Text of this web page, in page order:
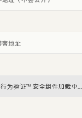
行为验证™ 安全组件加载中...